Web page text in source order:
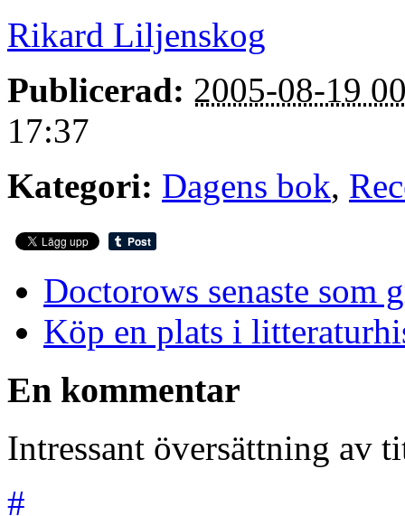
Rikard Liljenskog
Publicerad: 2005-08-19
17:37
Kategori: Dagens bok,
Doctorows senaste som
Köp en plats i
En kommentar
Intressant översättning av
#